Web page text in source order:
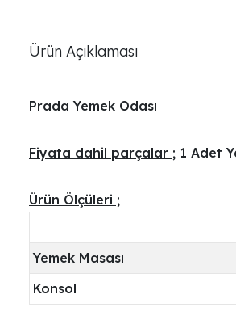
Ürün Açıklaması
Prada Yemek Odası
Fiyata dahil parçalar ; 1 Adet
Ürün Ölçüleri ;
Yemek Masası
Konsol